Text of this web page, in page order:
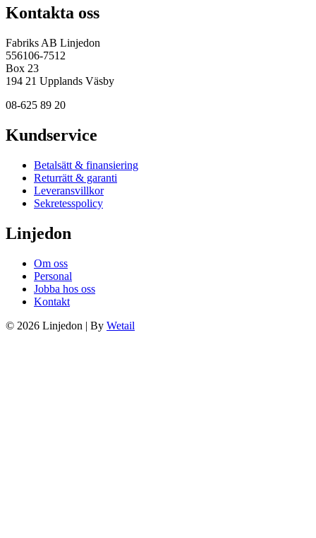
Kontakta oss
Fabriks AB Linjedon
556106-7512
Box 23
194 21 Upplands Väsby
08-625 89 20
Kundservice
Betalsätt & finansiering
Returrätt & garanti
Leveransvillkor
Sekretesspolicy
Linjedon
Om oss
Personal
Jobba hos oss
Kontakt
© 2026 Linjedon | By Wetail